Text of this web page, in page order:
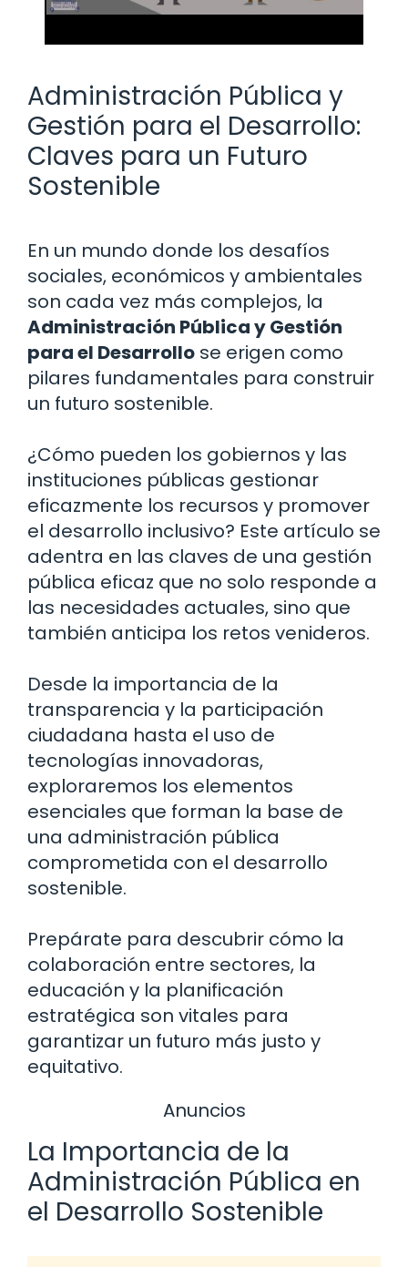
Administración Pública y
Gestión para el Desarrollo:
Claves para un Futuro
Sostenible
En un mundo donde los desafíos
sociales, económicos y ambientales
son cada vez más complejos, la
Administración Pública y Gestión
para el Desarrollo se erigen como
pilares fundamentales para construir
un futuro sostenible.
¿Cómo pueden los gobiernos y las
instituciones públicas gestionar
eficazmente los recursos y promover
el desarrollo inclusivo? Este artículo se
adentra en las claves de una gestión
pública eficaz que no solo responde a
las necesidades actuales, sino que
también anticipa los retos venideros.
Desde la importancia de la
transparencia y la participación
ciudadana hasta el uso de
tecnologías innovadoras,
exploraremos los elementos
esenciales que forman la base de
una administración pública
comprometida con el desarrollo
sostenible.
Prepárate para descubrir cómo la
colaboración entre sectores, la
educación y la planificación
estratégica son vitales para
garantizar un futuro más justo y
equitativo.
Anuncios
La Importancia de la
Administración Pública en
el Desarrollo Sostenible